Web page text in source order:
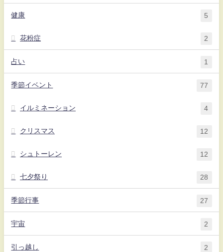
健康 5
花粉症 2
占い 1
季節イベント 77
イルミネーション 4
クリスマス 12
シュトーレン 12
七夕祭り 28
季節行事 27
宇宙 2
引っ越し 2